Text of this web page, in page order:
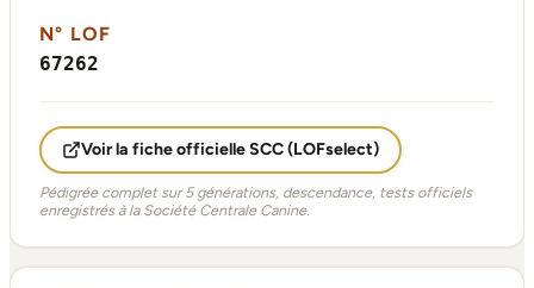
N° LOF
67262
Voir la fiche officielle SCC (LOFselect)
Pédigrée complet sur 5 générations, descendance, tests officiels
enregistrés à la Société Centrale Canine.